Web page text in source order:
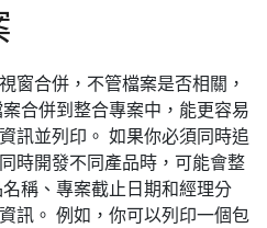
窗合併，不管檔案是否相關，
合併到整合專案中，能更容易
訊並列印。 如果你必須同時追
時開發不同產品時，可能會整
稱、專案截止日期和經理分
訊。 例如，你可以列印一個包